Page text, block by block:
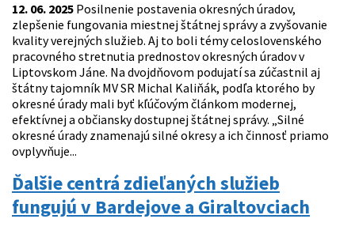
12. 06. 2025 Posilnenie postavenia okresných úradov,
zlepšenie fungovania miestnej štátnej správy a zvyšovanie
kvality verejných služieb. Aj to boli témy celoslovenského
pracovného stretnutia prednostov okresných úradov v
Liptovskom Jáne. Na dvojdňovom podujatí sa zúčastnil aj
štátny tajomník MV SR Michal Kaliňák, podľa ktorého by
okresné úrady mali byť kľúčovým článkom modernej,
efektívnej a občiansky dostupnej štátnej správy. „Silné
okresné úrady znamenajú silné okresy a ich činnosť priamo
ovplyvňuje...
Ďalšie centrá zdieľaných služieb
fungujú v Bardejove a Giraltovciach